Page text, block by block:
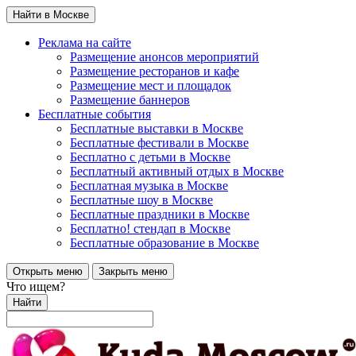
Найти в Москве
Реклама на сайте
Размещение анонсов мероприятий
Размещение ресторанов и кафе
Размещение мест и площадок
Размещение баннеров
Бесплатные события
Бесплатные выставки в Москве
Бесплатные фестивали в Москве
Бесплатно с детьми в Москве
Бесплатный активный отдых в Москве
Бесплатная музыка в Москве
Бесплатные шоу в Москве
Бесплатные праздники в Москве
Бесплатно! стендап в Москве
Бесплатные образование в Москве
Открыть меню Закрыть меню
Что ищем?
Найти